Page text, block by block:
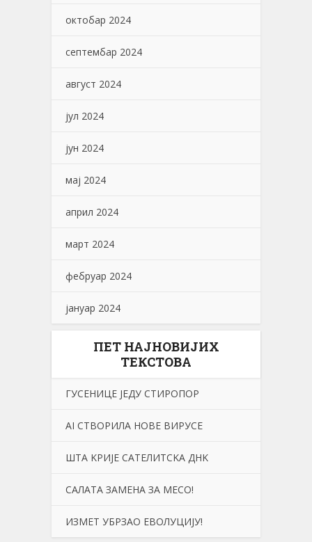
октобар 2024
септембар 2024
август 2024
јул 2024
јун 2024
мај 2024
април 2024
март 2024
фебруар 2024
јануар 2024
ПЕТ НАЈНОВИЈИХ
ТЕКСТОВА
ГУСЕНИЦЕ ЈЕДУ СТИРОПОР
АI СТВОРИЛА НОВЕ ВИРУСЕ
ШТА KРИЈЕ САТЕЛИТСKА ДНK
САЛАТА ЗАМЕНА ЗА МЕСО!
ИЗМЕТ УБРЗАО ЕВОЛУЦИЈУ!